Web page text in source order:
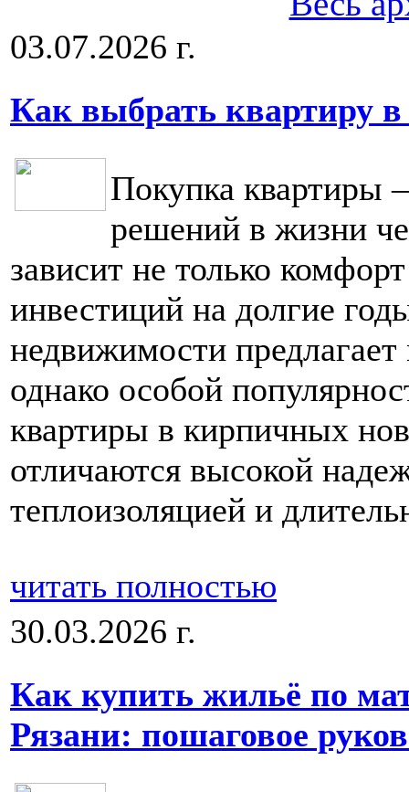
03.07.2026 г.
Как выбрать квартиру в
Покупка
решений в жизни
зависит не только
инвестиций на долгие
недвижимости
однако особой
квартиры в кирпичных
отличаются высокой
теплоизоляцией и
читать полностью
30.03.2026 г.
Как купить жильё по
Рязани: пошаговое